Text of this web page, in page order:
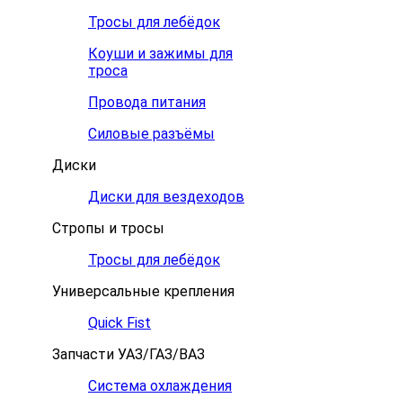
Тросы для лебёдок
Коуши и зажимы для
троса
Провода питания
Силовые разъёмы
Диски
Диски для вездеходов
Стропы и тросы
Тросы для лебёдок
Универсальные крепления
Quick Fist
Запчасти УАЗ/ГАЗ/ВАЗ
Система охлаждения